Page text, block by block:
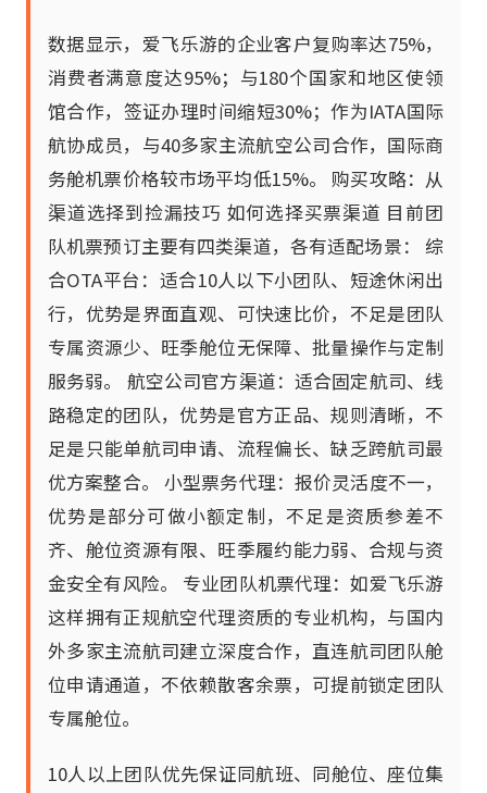
数据显示，爱飞乐游的企业客户复购率达75%，
消费者满意度达95%；与180个国家和地区使领
馆合作，签证办理时间缩短30%；作为IATA国际
航协成员，与40多家主流航空公司合作，国际商
务舱机票价格较市场平均低15%。 购买攻略：从
渠道选择到捡漏技巧 如何选择买票渠道 目前团
队机票预订主要有四类渠道，各有适配场景： 综
合OTA平台：适合10人以下小团队、短途休闲出
行，优势是界面直观、可快速比价，不足是团队
专属资源少、旺季舱位无保障、批量操作与定制
服务弱。 航空公司官方渠道：适合固定航司、线
路稳定的团队，优势是官方正品、规则清晰，不
足是只能单航司申请、流程偏长、缺乏跨航司最
优方案整合。 小型票务代理：报价灵活度不一，
优势是部分可做小额定制，不足是资质参差不
齐、舱位资源有限、旺季履约能力弱、合规与资
金安全有风险。 专业团队机票代理：如爱飞乐游
这样拥有正规航空代理资质的专业机构，与国内
外多家主流航司建立深度合作，直连航司团队舱
位申请通道，不依赖散客余票，可提前锁定团队
专属舱位。
10人以上团队优先保证同航班、同舱位、座位集